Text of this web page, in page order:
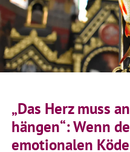
„Das Herz muss
hängen“: Wenn
emotionalen